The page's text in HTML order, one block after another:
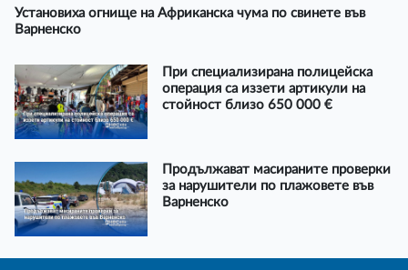
Установиха огнище на Африканска чума по свинете във
Варненско
При специализирана полицейска
операция са иззети артикули на
стойност близо 650 000 €
Продължават масираните проверки
за нарушители по плажовете във
Варненско